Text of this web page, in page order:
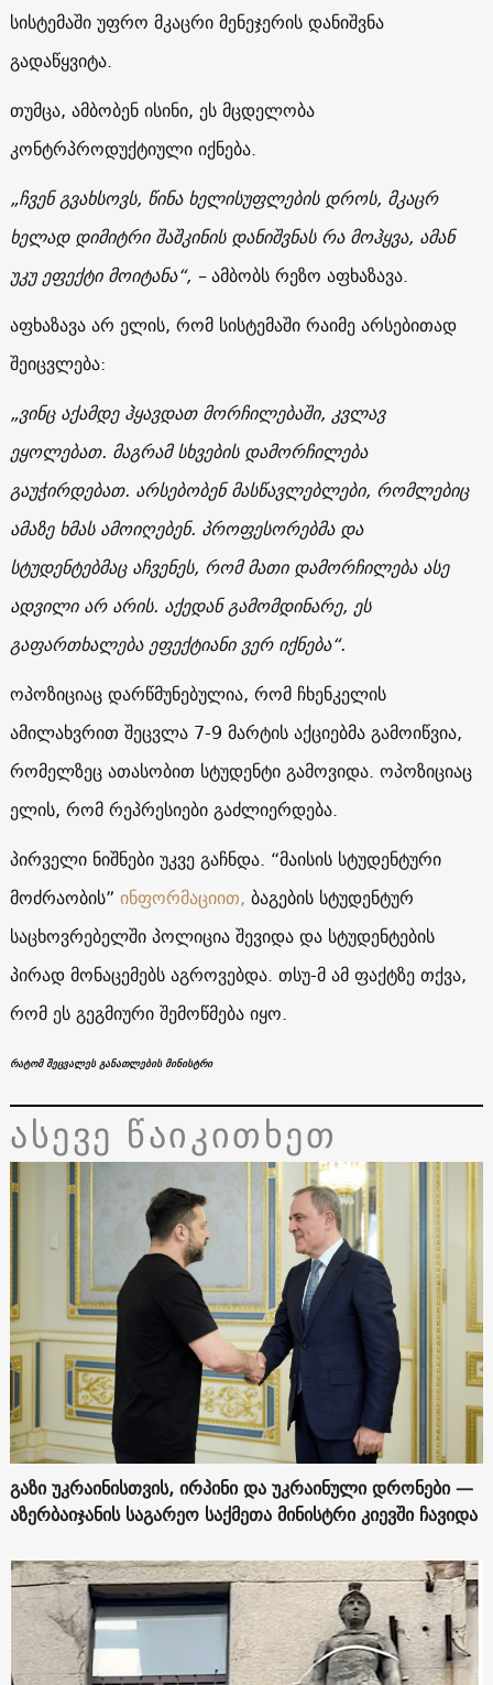
სისტემაში უფრო მკაცრი მენეჯერის დანიშვნა
გადაწყვიტა.
თუმცა, ამბობენ ისინი, ეს მცდელობა
კონტრპროდუქტიული იქნება.
„ჩვენ გვახსოვს, წინა ხელისუფლების დროს, მკაცრ
ხელად დიმიტრი შაშკინის დანიშვნას რა მოჰყვა, ამან
უკუ ეფექტი მოიტანა“, –ამბობს რეზო აფხაზავა.
აფხაზავა არ ელის, რომ სისტემაში რაიმე არსებითად
შეიცვლება:
„ვინც აქამდე ჰყავდათმორჩილებაში, კვლავ
ეყოლებათ. მაგრამ სხვების დამორჩილება
გაუჭირდებათ. არსებობენ მასწავლებლები, რომლებიც
ამაზე ხმას ამოიღებენ. პროფესორებმა და
სტუდენტებმაც აჩვენეს, რომ მათი დამორჩილება ასე
ადვილი არ არის. აქედან გამომდინარე, ეს
გაფართხალება ეფექტიანი ვერ იქნება“.
ოპოზიციაც დარწმუნებულია, რომ ჩხენკელის
ამილახვრით შეცვლა 7-9 მარტის აქციებმა გამოიწვია,
რომელზეც ათასობით სტუდენტი გამოვიდა. ოპოზიციაც
ელის, რომ რეპრესიები გაძლიერდება.
პირველი ნიშნები უკვე გაჩნდა. “მაისის სტუდენტური
მოძრაობის” ინფორმაციით, ბაგების სტუდენტურ
საცხოვრებელში პოლიცია შევიდა და სტუდენტების
პირად მონაცემებს აგროვებდა. თსუ-მ ამ ფაქტზე თქვა,
რომ ეს გეგმიური შემოწმება იყო.
რატომ შეცვალეს განათლების მინისტრი
ასევე წაიკითხეთ
გაზი უკრაინისთვის, ირპინი და უკრაინული დრონები —
აზერბაიჯანის საგარეო საქმეთა მინისტრი კიევში ჩავიდა